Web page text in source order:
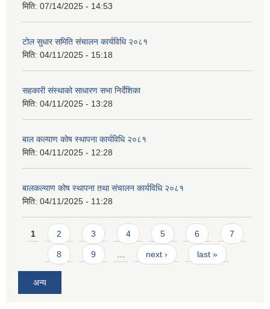
मिति: 07/14/2025 - 14:53
टोल सुधार समिति संचालन कार्यविधि २०८१
मिति: 04/11/2025 - 15:18
सहकारी संस्थाको साधारण सभा निर्देशिका
मिति: 04/11/2025 - 13:28
बाल कल्याण कोष स्थापना कार्यविधि २०८१
मिति: 04/11/2025 - 12:28
बालकल्याण कोष स्थापना तथा संचालन कार्यविधि २०८१
मिति: 04/11/2025 - 11:28
Pages
1 2 3 4 5 6 7
8 9 … next › last »
अन्य